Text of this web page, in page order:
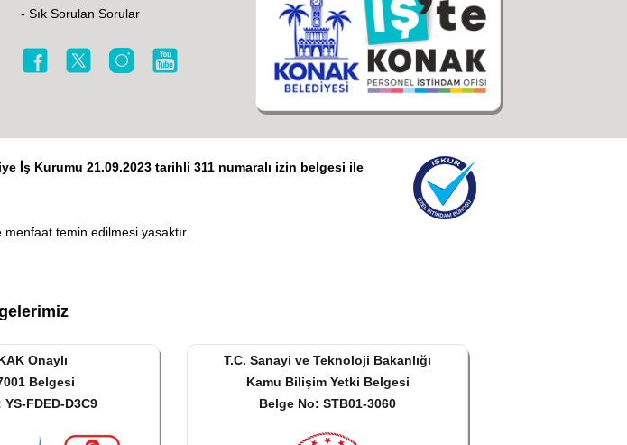
- Sık Sorulan Sorular
İş Kurumu 21.09.2023 tarihli 311 numaralı izin belgesi ile
temin edilmesi yasaktır.
Onaylı
Belgesi
FDED-D3C9
T.C. Sanayi ve Teknoloji Bakanlığı
Kamu Bilişim Yetki Belgesi
Belge No: STB01-3060